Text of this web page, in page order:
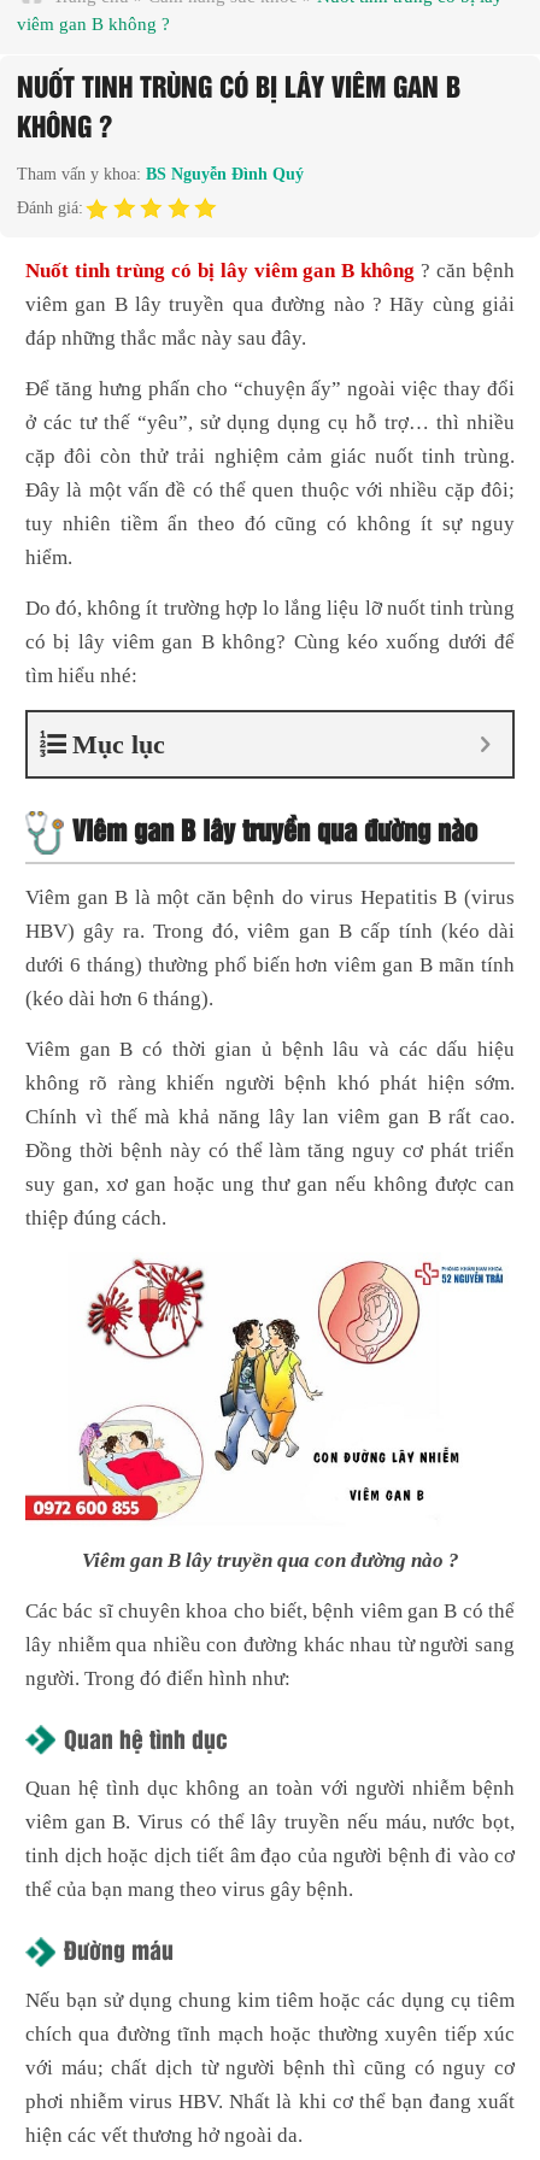
viêm gan B không ?
NUỐT TINH TRÙNG CÓ BỊ LÂY VIÊM GAN B
KHÔNG ?
Tham vấn y khoa: BS Nguyễn Đình Quý
Đánh giá:
Nuốt tinh trùng có bị lây viêm gan B không ? căn bệnh
viêm gan B lây truyền qua đường nào ? Hãy cùng giải
đáp những thắc mắc này sau đây.
Để tăng hưng phấn cho “chuyện ấy” ngoài việc thay đổi
ở các tư thế “yêu”, sử dụng dụng cụ hỗ trợ… thì nhiều
cặp đôi còn thử trải nghiệm cảm giác nuốt tinh trùng.
Đây là một vấn đề có thể quen thuộc với nhiều cặp đôi;
tuy nhiên tiềm ẩn theo đó cũng có không ít sự nguy
hiểm.
Do đó, không ít trường hợp lo lắng liệu lỡ nuốt tinh trùng
có bị lây viêm gan B không? Cùng kéo xuống dưới để
tìm hiểu nhé:
Mục lục
Viêm gan B lây truyền qua đường nào
Viêm gan B là một căn bệnh do virus Hepatitis B (virus
HBV) gây ra. Trong đó, viêm gan B cấp tính (kéo dài
dưới 6 tháng) thường phổ biến hơn viêm gan B mãn tính
(kéo dài hơn 6 tháng).
Viêm gan B có thời gian ủ bệnh lâu và các dấu hiệu
không rõ ràng khiến người bệnh khó phát hiện sớm.
Chính vì thế mà khả năng lây lan viêm gan B rất cao.
Đồng thời bệnh này có thể làm tăng nguy cơ phát triển
suy gan, xơ gan hoặc ung thư gan nếu không được can
thiệp đúng cách.
Viêm gan B lây truyền qua con đường nào ?
Các bác sĩ chuyên khoa cho biết, bệnh viêm gan B có thể
lây nhiễm qua nhiều con đường khác nhau từ người sang
người. Trong đó điển hình như:
Quan hệ tình dục
Quan hệ tình dục không an toàn với người nhiễm bệnh
viêm gan B. Virus có thể lây truyền nếu máu, nước bọt,
tinh dịch hoặc dịch tiết âm đạo của người bệnh đi vào cơ
thể của bạn mang theo virus gây bệnh.
Đường máu
Nếu bạn sử dụng chung kim tiêm hoặc các dụng cụ tiêm
chích qua đường tĩnh mạch hoặc thường xuyên tiếp xúc
với máu; chất dịch từ người bệnh thì cũng có nguy cơ
phơi nhiễm virus HBV. Nhất là khi cơ thể bạn đang xuất
hiện các vết thương hở ngoài da.